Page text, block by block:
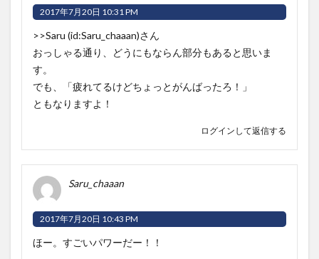
2017年7月20日 10:31 PM
>>Saru (id:Saru_chaaan)さん
おっしゃる通り、どうにもならん部分もあると思いま
す。
でも、「疲れてるけどちょっとがんばったろ！」
ともなりますよ！
ログインして返信する
Saru_chaaan
2017年7月20日 10:43 PM
ほー。すごいパワーだー！！